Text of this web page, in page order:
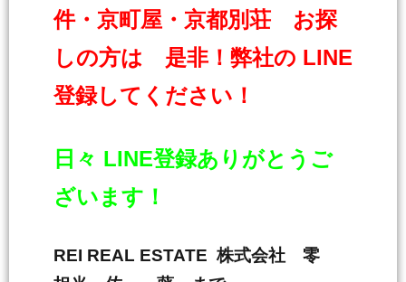
件・京町屋・京都別荘 お探
しの方は 是非！弊社の LINE
登録してください！
日々 LINE登録ありがとうご
ざいます！
REI REAL ESTATE 株式会社 零